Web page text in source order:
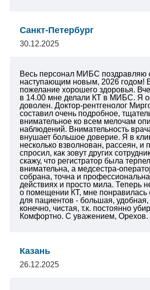
Санкт-Петербург
30.12.2025
Весь персонал МИБС поздравляю
наступающим новым, 2026 годом!
пожелание хорошего здоровья.
в 14.00 мне делали КТ в МИБС. Я
доволен. Доктор-рентгенолог
составил очень подробное,
внимательное ко всем мелочам
наблюдений. Внимательность
внушает большое доверие. Я в
несколько взволнован, рассеян, и
спросил, как зовут других
скажу, что регистратор была
внимательна, а медсестра-
собрана, точна и
действиях и просто мила. Теперь
о помещении КТ, мне понравилась
для пациентов - большая, удобная,
конечно, чистая, т.к. постоянно
Комфортно. С уважением, Орехов.
Казань
26.12.2025